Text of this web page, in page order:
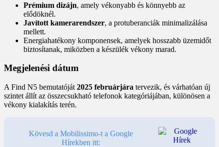
Prémium dizájn, amely vékonyabb és könnyebb az
elődöknél.
Javított kamerarendszer, a protuberanciák minimalizálása
mellett.
Energiahatékony komponensek, amelyek hosszabb üzemidőt
biztosítanak, miközben a készülék vékony marad.
Megjelenési dátum
A Find N5 bemutatóját 2025 februárjára tervezik, és várhatóan új
szintet állít az összecsukható telefonok kategóriájában, különösen a
vékony kialakítás terén.
Kövesd a Mobilissimo-t a Google
Hírekben itt: